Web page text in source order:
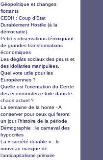
Géopolitique et changes
flottants
CEDH : Coup d’Etat
Durablement Hostile (à la
démocratie)
Petites observations témoignant
de grandes transformations
économiques
Les dégâts sociaux des peurs et
des idolâtries manipulées.
Quel vote utile pour les
Européennes ?
Quelle est l'orientation du Cercle
des économistes e-toile dans le
chaos actuel ?
La semaine de la honte - A
conserver pour ceux qui feront
un jour l'histoire de la période
Démographie : le carnaval des
hypocrites
La « société durable » : le
nouveau masque de
l’anticapitalisme primaire